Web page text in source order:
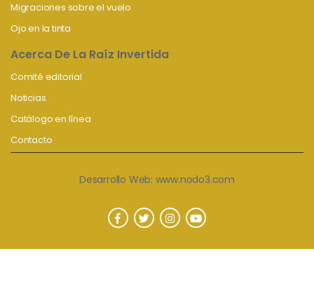
Migraciones sobre el vuelo
Ojo en la tinta
Acerca De La Raíz Invertida
Comité editorial
Noticias
Catálogo en línea
Contacto
Desarrollo Web: www.nodo3.com